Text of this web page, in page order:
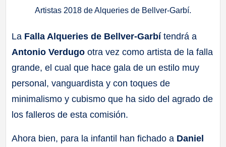
Artistas 2018 de Alqueries de Bellver-Garbí.
La Falla Alqueries de Bellver-Garbítendrá a
Antonio Verdugo otra vez como artista de la falla
grande, el cual que hace gala de un estilo muy
personal, vanguardista y con toques de
minimalismo y cubismo que ha sido del agrado de
los falleros de esta comisión.
Ahora bien, para la infantil han fichado a Daniel